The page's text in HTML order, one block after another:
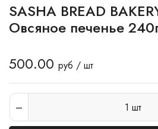
SASHA BREAD
Овсяное печенье
500.00 руб / шт
1 шт